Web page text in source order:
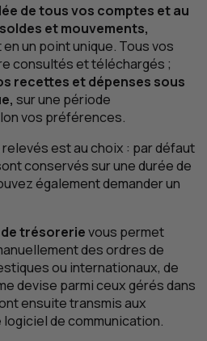
de tous vos comptes et au
et mouvements,
un point unique. Tous vos
consultés et téléchargés ;
recettes et dépenses sous
sur une période
vos préférences.
relevés est au choix : par défaut
conservés sur une durée de
également demander un
trésorerievous permet
des ordres de
ou internationaux, de
devise parmi ceux gérés dans
ensuite transmis aux
de communication.